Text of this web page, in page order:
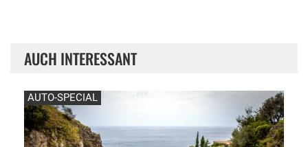
AUCH INTERESSANT
AUTO-SPECIAL